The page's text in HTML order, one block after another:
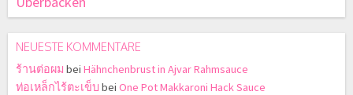
NEUESTE KOMMENTARE
ร้านต่อผม bei Hähnchenbrust in Ajvar Rahmsauce
ท่อเหล็กไร้ตะเข็บ bei One Pot Makkaroni Hack Sauce